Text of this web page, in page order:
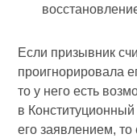
Если призывник
проигнорировала
то у него есть
в Конституционный
его заявлением, то